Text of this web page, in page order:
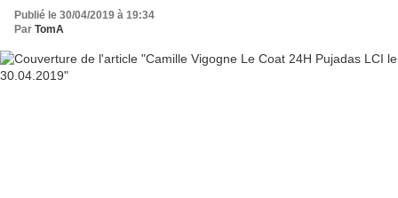
Publié le 30/04/2019 à 19:34
Par TomA